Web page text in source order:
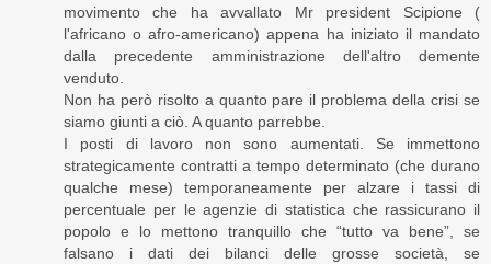
movimento che ha avvallato Mr president Scipione (
l'africano o afro-americano) appena ha iniziato il mandato
dalla precedente amministrazione dell'altro demente
venduto.
Non ha però risolto a quanto pare il problema della crisi se
siamo giunti a ciò. A quanto parrebbe.
I posti di lavoro non sono aumentati. Se immettono
strategicamente contratti a tempo determinato (che durano
qualche mese) temporaneamente per alzare i tassi di
percentuale per le agenzie di statistica che rassicurano il
popolo e lo mettono tranquillo che “tutto va bene”, se
falsano i dati dei bilanci delle grosse società, se